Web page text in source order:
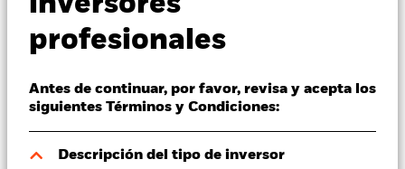
profesionales
Antes de continuar, por favor, revisa y acepta los
siguientes Términos y Condiciones:
Descripción del tipo de inversor
Educación
Profesionales
España
Change location
Valor liquidativo a 07 ago 2026
HKD 99,10
Variación del valor liquidativo a 07 ago 2026